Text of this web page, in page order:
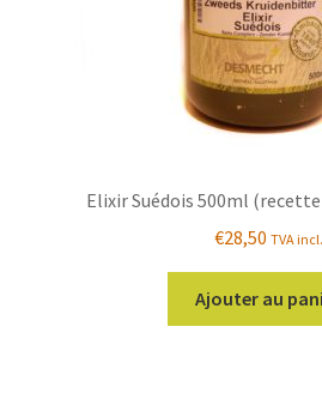
Elixir Suédois 500ml (recette
€28,50 TVA incl.
Ajouter au